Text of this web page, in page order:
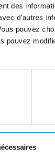
des
d'autres
pouvez
pouvez